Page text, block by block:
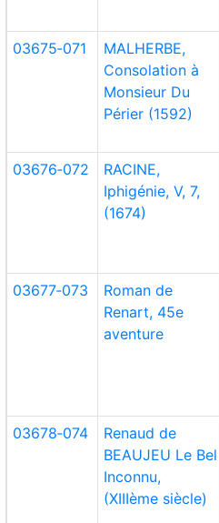
03675‑071
MALHERBE,
Consolation à
Monsieur Du
Périer (1592)
03676‑072
RACINE,
Iphigénie, V, 7,
(1674)
03677‑073
Roman de
Renart, 45e
aventure
03678‑074
Renaud de
BEAUJEU Le Bel
Inconnu,
(XIIIème siècle)